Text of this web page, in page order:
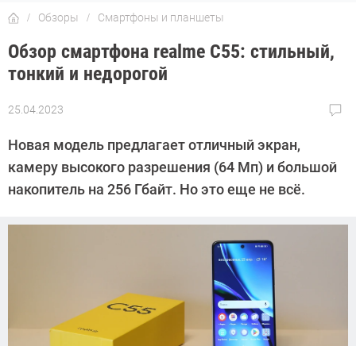
Обзоры Смартфоны и планшеты
Обзор смартфона realme C55: стильный,
тонкий и недорогой
25.04.2023
Автор:
Иванов
Новая модель предлагает отличный экран,
камеру высокого разрешения (64 Мп) и большой
накопитель на 256 Гбайт. Но это еще не всё.